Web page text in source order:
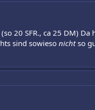
20 SFR., ca 25 DM)
sind sowieso nichtso